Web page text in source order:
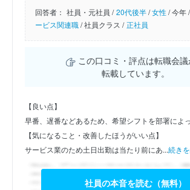
回答者： 社員・元社員 / 20代後半/女性/今年 /
ービス関連職/社員クラス / 正社員
この口コミ・評点は転職会議
転載しています。
【良い点】
早番、遅番などあるため、希望シフトを部署によ
【気になること・改善したほうがいい点】
サービス業のため土日出勤は当たり前にあ...続き
社員の本音を読む（無料）